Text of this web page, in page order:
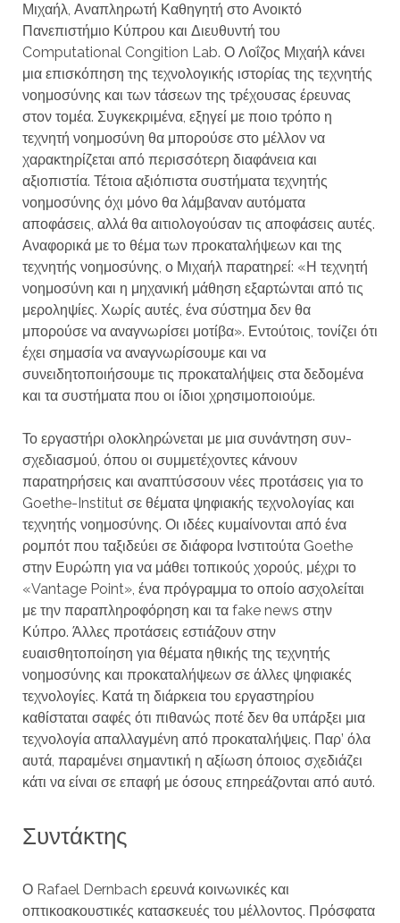
Μιχαήλ, Αναπληρωτή Καθηγητή στο Ανοικτό
Πανεπιστήμιο Κύπρου και Διευθυντή του
Computational Congition Lab. Ο Λοΐζος Μιχαήλ κάνει
μια επισκόπηση της τεχνολογικής ιστορίας της τεχνητής
νοημοσύνης και των τάσεων της τρέχουσας έρευνας
στον τομέα. Συγκεκριμένα, εξηγεί με ποιο τρόπο η
τεχνητή νοημοσύνη θα μπορούσε στο μέλλον να
χαρακτηρίζεται από περισσότερη διαφάνεια και
αξιοπιστία. Τέτοια αξιόπιστα συστήματα τεχνητής
νοημοσύνης όχι μόνο θα λάμβαναν αυτόματα
αποφάσεις, αλλά θα αιτιολογούσαν τις αποφάσεις αυτές.
Αναφορικά με το θέμα των προκαταλήψεων και της
τεχνητής νοημοσύνης, ο Μιχαήλ παρατηρεί: «Η τεχνητή
νοημοσύνη και η μηχανική μάθηση εξαρτώνται από τις
μεροληψίες. Χωρίς αυτές, ένα σύστημα δεν θα
μπορούσε να αναγνωρίσει μοτίβα». Εντούτοις, τονίζει ότι
έχει σημασία να αναγνωρίσουμε και να
συνειδητοποιήσουμε τις προκαταλήψεις στα δεδομένα
και τα συστήματα που οι ίδιοι χρησιμοποιούμε.
Το εργαστήρι ολοκληρώνεται με μια συνάντηση συν-
σχεδιασμού, όπου οι συμμετέχοντες κάνουν
παρατηρήσεις και αναπτύσσουν νέες προτάσεις για το
Goethe-Institut σε θέματα ψηφιακής τεχνολογίας και
τεχνητής νοημοσύνης. Οι ιδέες κυμαίνονται από ένα
ρομπότ που ταξιδεύει σε διάφορα Ινστιτούτα Goethe
στην Ευρώπη για να μάθει τοπικούς χορούς, μέχρι το
«Vantage Point», ένα πρόγραμμα το οποίο ασχολείται
με την παραπληροφόρηση και τα fake news στην
Κύπρο. Άλλες προτάσεις εστιάζουν στην
ευαισθητοποίηση για θέματα ηθικής της τεχνητής
νοημοσύνης και προκαταλήψεων σε άλλες ψηφιακές
τεχνολογίες. Κατά τη διάρκεια του εργαστηρίου
καθίσταται σαφές ότι πιθανώς ποτέ δεν θα υπάρξει μια
τεχνολογία απαλλαγμένη από προκαταλήψεις. Παρ’ όλα
αυτά, παραμένει σημαντική η αξίωση όποιος σχεδιάζει
κάτι να είναι σε επαφή με όσους επηρεάζονται από αυτό.
Συντάκτης
Ο Rafael Dernbach ερευνά κοινωνικές και
οπτικοακουστικές κατασκευές του μέλλοντος. Πρόσφατα